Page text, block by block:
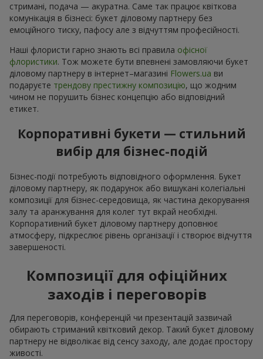
стримані, подача — акуратна. Саме так працює квіткова
комунікація в бізнесі: букет діловому партнеру без
емоційного тиску, пафосу але з відчуттям професійності.
Наші флористи гарно знають всі правила офісної
флористики. Тож можете бути впевнені замовляючи букет
діловому партнеру в інтернет–магазині Flowers.ua ви
подаруєте трендову престижну композицію, що жодним
чином не порушить бізнес концепцію або відповідний
етикет.
Корпоративні букети — стильний
вибір для бізнес-подій
Бізнес-події потребують відповідного оформлення. Букет
діловому партнеру, як подарунок або вишукані колегіальні
композиції для бізнес-середовища, як частина декорування
залу та аранжування для колег тут вкрай необхідні.
Корпоративний букет діловому партнеру доповнює
атмосферу, підкреслює рівень організації і створює відчуття
завершеності.
Композиції для офіційних
заходів і переговорів
Для переговорів, конференцій чи презентацій зазвичай
обирають стриманий квітковий декор. Такий букет діловому
партнеру не відволікає від сенсу заходу, але додає простору
живості.